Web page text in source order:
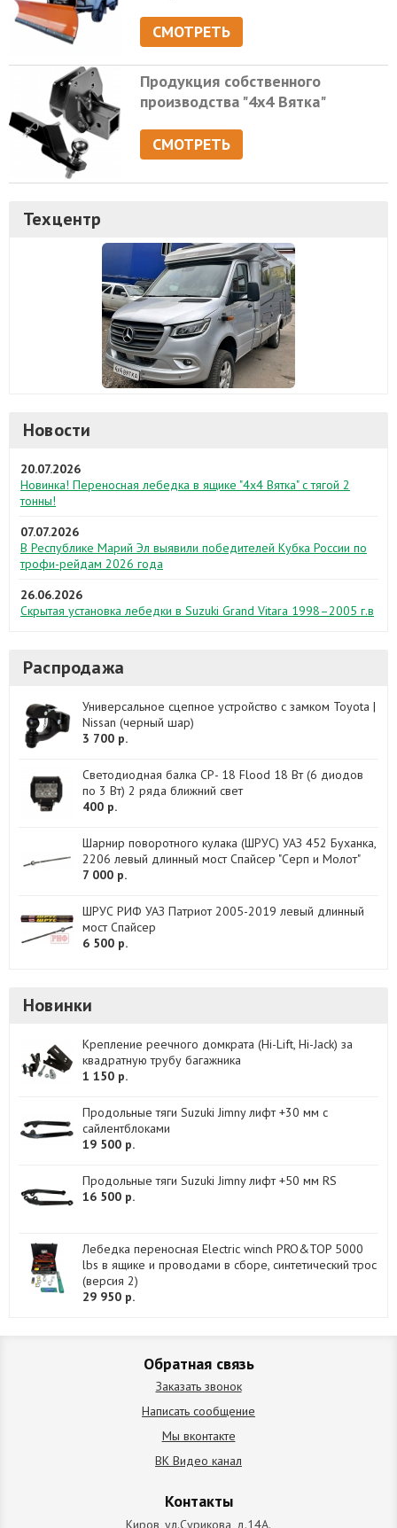
СМОТРЕТЬ
Продукция собственного
производства "4х4 Вятка"
СМОТРЕТЬ
Техцентр
Новости
20.07.2026
Новинка! Переносная лебедка в ящике "4х4 Вятка" с тягой 2
тонны!
07.07.2026
В Республике Марий Эл выявили победителей Кубка России по
трофи-рейдам 2026 года
26.06.2026
Скрытая установка лебедки в Suzuki Grand Vitara 1998–2005 г.в
Распродажа
Универсальное сцепное устройство с замком Toyota |
Nissan (черный шар)
3 700 р.
Светодиодная балка CP- 18 Flood 18 Вт (6 диодов
по 3 Вт) 2 ряда ближний свет
400 р.
Шарнир поворотного кулака (ШРУС) УАЗ 452 Буханка,
2206 левый длинный мост Спайсер "Серп и Молот"
7 000 р.
ШРУС РИФ УАЗ Патриот 2005-2019 левый длинный
мост Спайсер
6 500 р.
Новинки
Крепление реечного домкрата (Hi-Lift, Hi-Jack) за
квадратную трубу багажника
1 150 р.
Продольные тяги Suzuki Jimny лифт +30 мм с
сайлентблоками
19 500 р.
Продольные тяги Suzuki Jimny лифт +50 мм RS
16 500 р.
Лебедка переносная Electric winch PRO&TOP 5000
lbs в ящике и проводами в сборе, синтетический трос
(версия 2)
29 950 р.
Обратная связь
Заказать звонок
Написать сообщение
Мы вконтакте
ВК Видео канал
Контакты
Киров, ул.Сурикова, д.14А.